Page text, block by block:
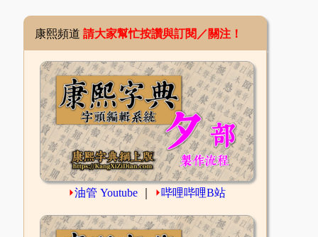
康熙頻道 請大家幫忙按讚與訂閱／關注！
⏵油管 Youtube ⏵哔哩哔哩B站